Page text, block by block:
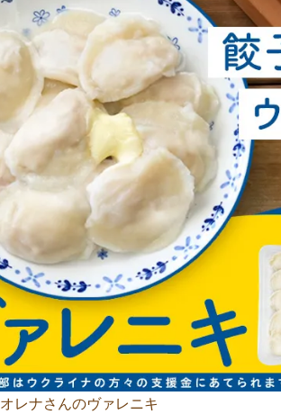
オレナさんのヴァレニキ